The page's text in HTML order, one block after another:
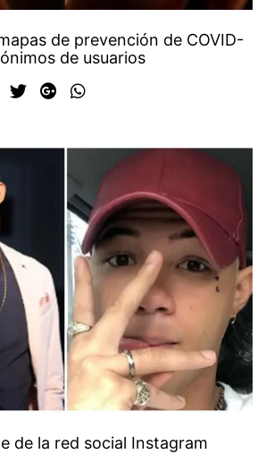
de prevención de COVID-
de usuarios
de la red social Instagram